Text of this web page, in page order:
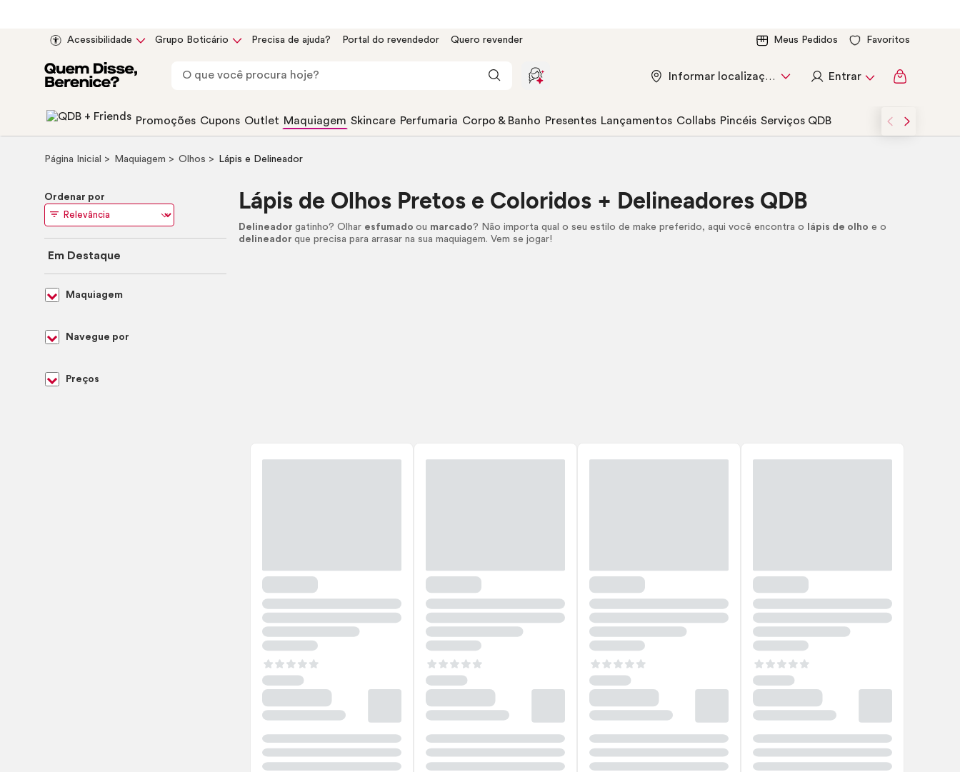
Acessibilidade Grupo Boticário Precisa de ajuda? Portal do revendedor Quero revender Meus Pedidos Favoritos
Informar localização Entrar
Promoções Cupons Outlet Maquiagem Skincare Perfumaria Corpo & Banho Presentes Lançamentos Collabs Pincéis Serviços QDB
Página Inicial Maquiagem Olhos Lápis e Delineador
Lápis de Olhos Pretos e Coloridos + Delineadores QDB
Delineadorgatinho? Olhar esfumadoou marcado? Não importa qual o seu estilo demake preferido, aqui você encontra o lápis de olho e o
delineadorque precisa para arrasar na sua maquiagem. Vem se jogar!
Ordenar por
Em Destaque
Maquiagem
Navegue por
Preços